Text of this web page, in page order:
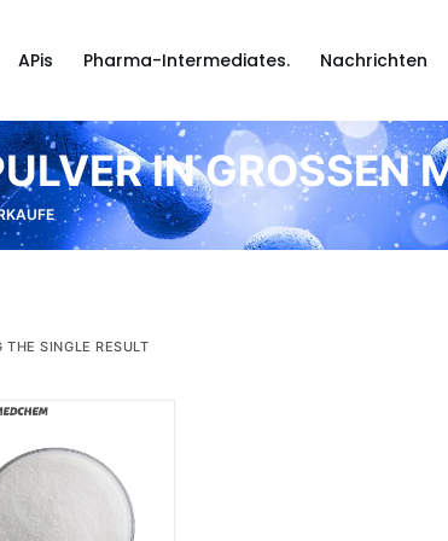
APis Pharma-Intermediates. Nachrichten
IN GROSSEN
THE SINGLE RESULT